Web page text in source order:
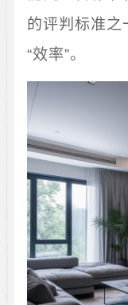
的评判标准之
“效率”。